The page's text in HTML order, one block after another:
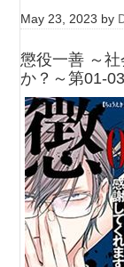
May 23, 2023 by
懲役一善 ～
か？～第01-